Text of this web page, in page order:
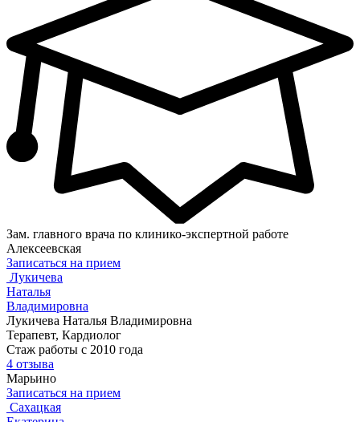
Зам. главного врача по клинико-экспертной работе
Алексеевская
Записаться на прием
Лукичева
Наталья
Владимировна
Лукичева Наталья Владимировна
Терапевт, Кардиолог
Стаж работы с 2010 года
4 отзыва
Марьино
Записаться на прием
Сахацкая